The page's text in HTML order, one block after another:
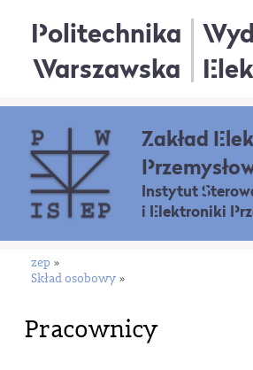
Politechnika
Warszawska
Zakład
Instytut
i Elektroniki
zep »
Skład osobowy »
Pracownicy